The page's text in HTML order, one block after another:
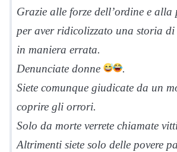
Grazie alle forze dell’ordine e
per aver ridicolizzato una storia di
in maniera errata.
Denunciate donne
.
Siete comunque giudicate da un
coprire gli orrori.
Solo da morte verrete chiamate
Altrimenti siete solo delle povere